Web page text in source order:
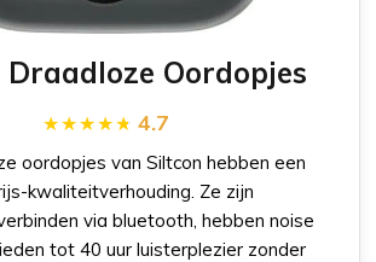
Oordopjes
4.7
oordopjes van Siltcon hebben een
kwaliteitverhouding. Ze zijn
via bluetooth, hebben noise
tot 40 uur luisterplezier zonder